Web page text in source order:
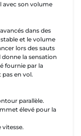
son volume
dans des
et le volume
lors des sauts
la sensation
fournie par la
en vol.
parallèle.
élevé pour la